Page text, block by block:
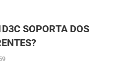
SOPORTA DOS